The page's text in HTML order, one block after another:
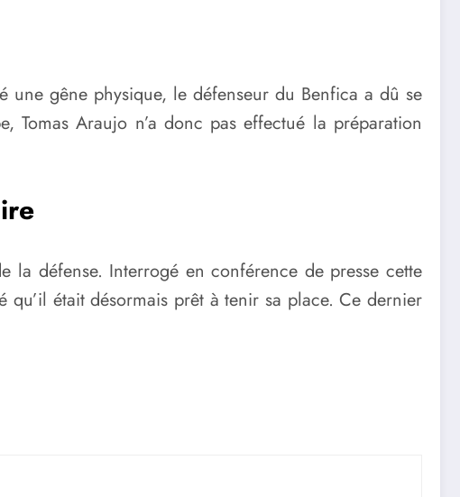
une gêne physique, le défenseur du Benfica a dû se
Araujo n’a donc pas effectué la préparation
la défense. Interrogé en conférence de presse cette
qu’il était désormais prêt à tenir sa place. Ce dernier